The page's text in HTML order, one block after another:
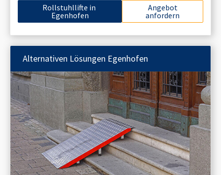
Rollstuhllifte in
Egenhofen
Angebot
anfordern
Alternativen Lösungen Egenhofen